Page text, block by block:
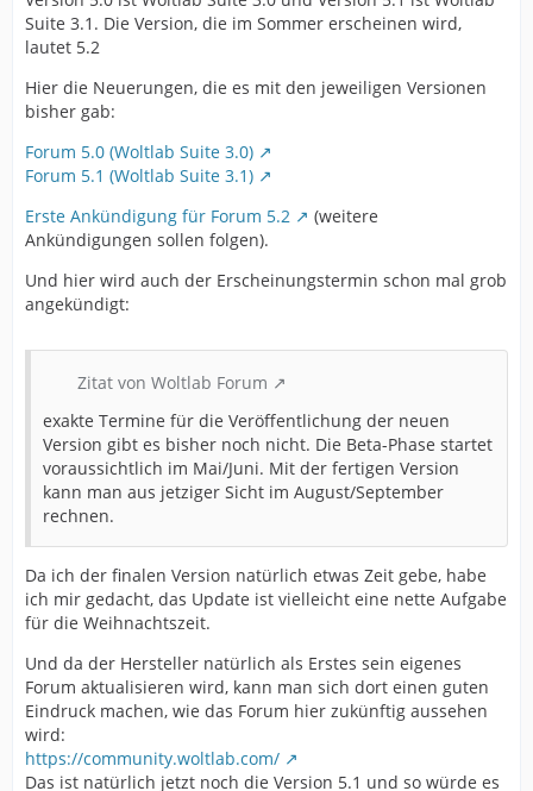
Suite 3.1. Die Version, die im Sommer erscheinen wird,
lautet 5.2
Hier die Neuerungen, die es mit den jeweiligen Versionen
bisher gab:
Forum 5.0 (Woltlab Suite 3.0)
Forum 5.1 (Woltlab Suite 3.1)
Erste Ankündigung für Forum 5.2
(weitere
Ankündigungen sollen folgen).
Und hier wird auch der Erscheinungstermin schon mal grob
angekündigt:
Zitat von Woltlab Forum
exakte Termine für die Veröffentlichung der neuen
Version gibt es bisher noch nicht. Die Beta-Phase startet
voraussichtlich im Mai/Juni. Mit der fertigen Version
kann man aus jetziger Sicht im August/September
rechnen.
Da ich der finalen Version natürlich etwas Zeit gebe, habe
ich mir gedacht, das Update ist vielleicht eine nette Aufgabe
für die Weihnachtszeit.
Und da der Hersteller natürlich als Erstes sein eigenes
Forum aktualisieren wird, kann man sich dort einen guten
Eindruck machen, wie das Forum hier zukünftig aussehen
wird:
https://community.woltlab.com/
Das ist natürlich jetzt noch die Version 5.1 und so würde es